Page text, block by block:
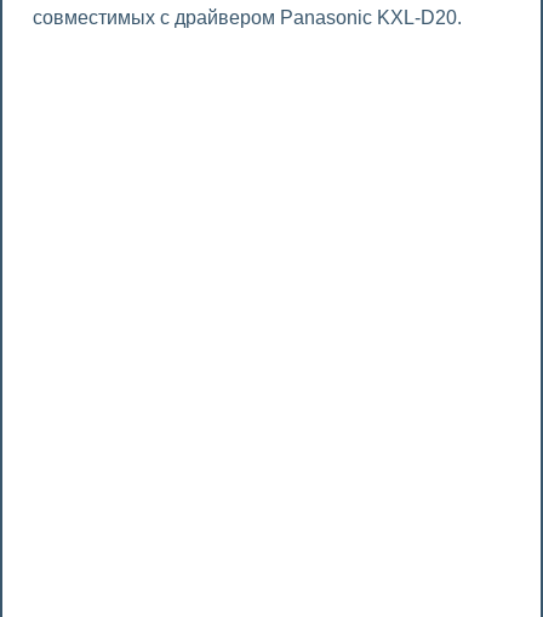
совместимых с драйвером Panasonic KXL-D20.